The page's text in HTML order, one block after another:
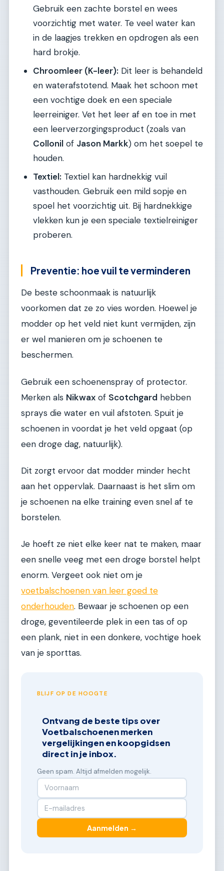
Gebruik een zachte borstel en wees
voorzichtig met water. Te veel water kan
in de laagjes trekken en opdrogen als een
hard brokje.
Chroomleer (K-leer): Dit leer is behandeld
en waterafstotend. Maak het schoon met
een vochtige doek en een speciale
leerreiniger. Vet het leer af en toe in met
een leerverzorgingsproduct (zoals van
Collonil of Jason Markk) om het soepel te
houden.
Textiel: Textiel kan hardnekkig vuil
vasthouden. Gebruik een mild sopje en
spoel het voorzichtig uit. Bij hardnekkige
vlekken kun je een speciale textielreiniger
proberen.
Preventie: hoe vuil te verminderen
De beste schoonmaak is natuurlijk
voorkomen dat ze zo vies worden. Hoewel je
modder op het veld niet kunt vermijden, zijn
er wel manieren om je schoenen te
beschermen.
Gebruik een schoenenspray of protector.
Merken als Nikwax of Scotchgard hebben
sprays die water en vuil afstoten. Spuit je
schoenen in voordat je het veld opgaat (op
een droge dag, natuurlijk).
Dit zorgt ervoor dat modder minder hecht
aan het oppervlak. Daarnaast is het slim om
je schoenen na elke training even snel af te
borstelen.
Je hoeft ze niet elke keer nat te maken, maar
een snelle veeg met een droge borstel helpt
enorm. Vergeet ook niet om je
voetbalschoenen van leer goed te
onderhouden. Bewaar je schoenen op een
droge, geventileerde plek in een tas of op
een plank, niet in een donkere, vochtige hoek
van je sporttas.
BLIJF OP DE HOOGTE
Ontvang de beste tips over
Voetbalschoenen merken
vergelijkingen en koopgidsen
direct in je inbox.
Geen spam. Altijd afmelden mogelijk.
Aanmelden →